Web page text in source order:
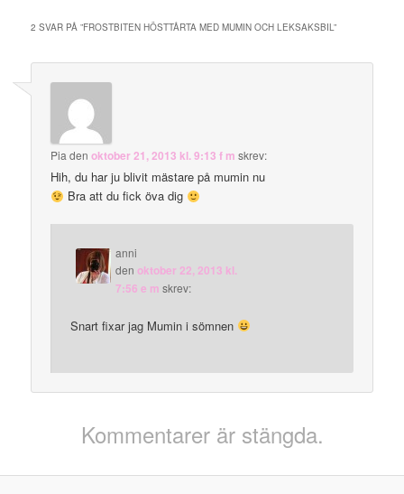
2 SVAR PÅ ”FROSTBITEN HÖSTTÅRTA MED MUMIN OCH LEKSAKSBIL”
Pia denoktober 21, 2013 kl. 9:13 f m skrev:
Hih, du har ju blivit mästare på mumin nu
Bra att du fick öva dig
anni
denoktober 22, 2013 kl.
7:56 e m skrev:
Snart fixar jag Mumin i sömnen
Kommentarer är stängda.